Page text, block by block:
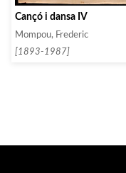
Cançó i dansa IV
Mompou, Frederic
[1893-1987]